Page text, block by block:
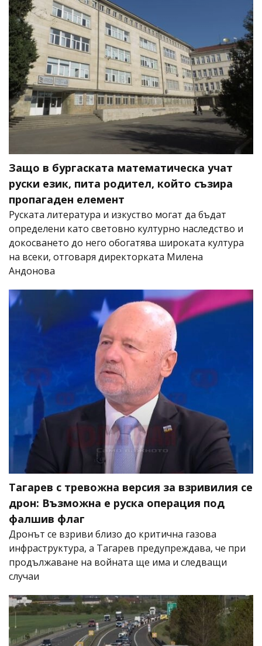
Защо в бургаската математическа учат
руски език, пита родител, който съзира
пропагаден елемент
Руската литература и изкуство могат да бъдат
определени като световно културно наследство и
докосването до него обогатява широката култура
на всеки, отговаря директорката Милена
Андонова
Тагарев с тревожна версия за взривилия се
дрон: Възможна е руска операция под
фалшив флаг
Дронът се взриви близо до критична газова
инфраструктура, а Тагарев предупреждава, че при
продължаване на войната ще има и следващи
случаи